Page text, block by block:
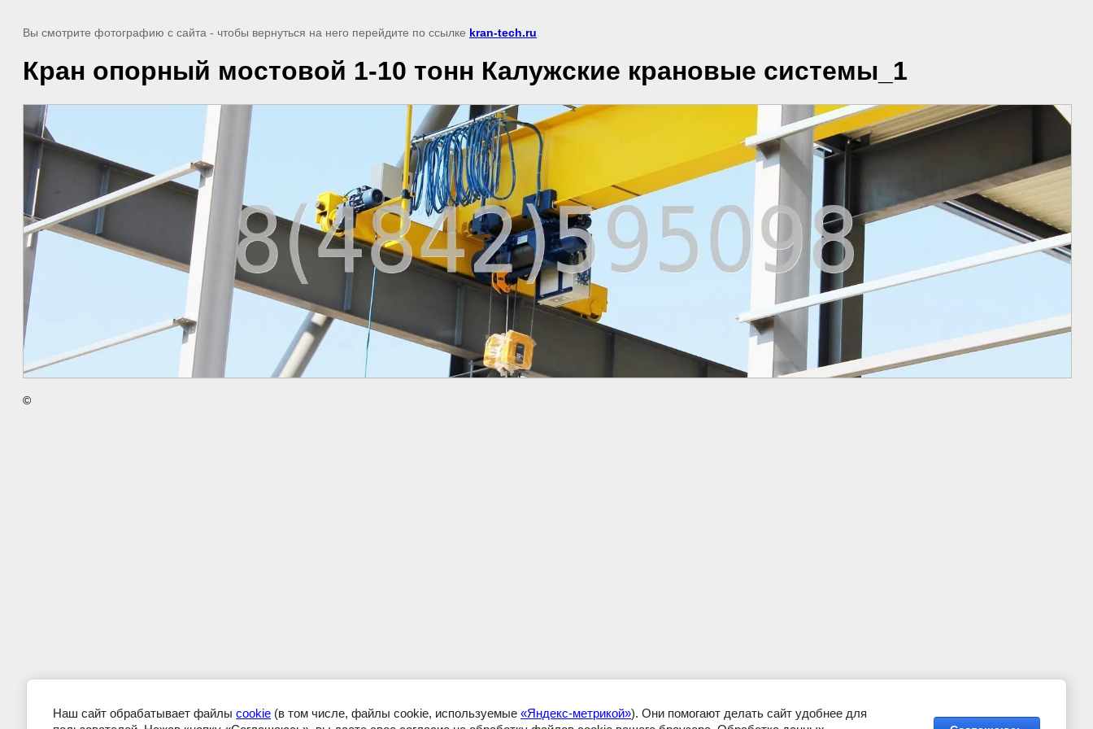
Вы смотрите фотографию с сайта - чтобы вернуться на него перейдите по ссылке kran-tech.ru
Кран опорный мостовой 1-10 тонн Калужские крановые системы_1
©
Наш сайт обрабатывает файлы cookie (в том числе, файлы cookie, используемые «Яндекс-метрикой»). Они помогают делать сайт удобнее для